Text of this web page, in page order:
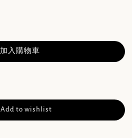
加入購物車
Add to wishlist